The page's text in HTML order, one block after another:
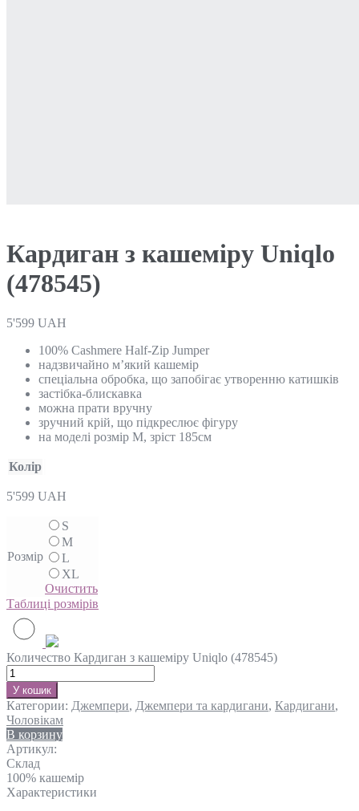
Кардиган з кашеміру Uniqlo
(478545)
5'599 UAH
100% Cashmere Half-Zip Jumper
надзвичайно м’який кашемір
спеціальна обробка, що запобігає утворенню катишків
застібка-блискавка
можна прати вручну
зручний крій, що підкреслює фігуру
на моделі розмір М, зріст 185см
Колір
5'599 UAH
Розмір
S
M
L
XL
Очистить
Таблиці розмірів
Количество Кардиган з кашеміру Uniqlo (478545)
У кошик
Категории: Джемпери, Джемпери та кардигани, Кардигани,
Чоловікам
В корзину
Артикул:
Склад
100% кашемір
Характеристики